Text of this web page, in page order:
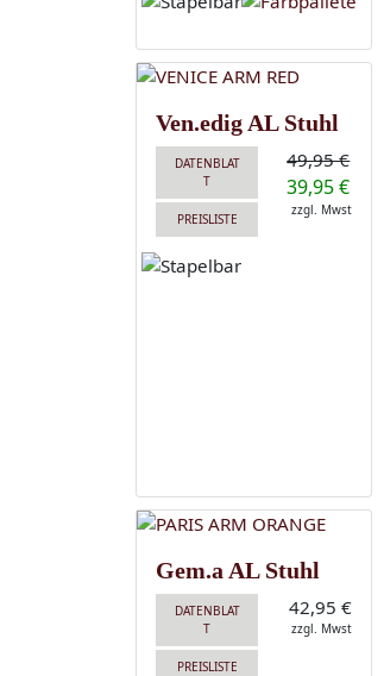
Ven.edig AL Stuhl
DATENBLAT
T
PREISLISTE
49,95 €
39,95 €
zzgl. Mwst
Gem.a AL Stuhl
DATENBLAT
T
PREISLISTE
42,95 €
zzgl. Mwst